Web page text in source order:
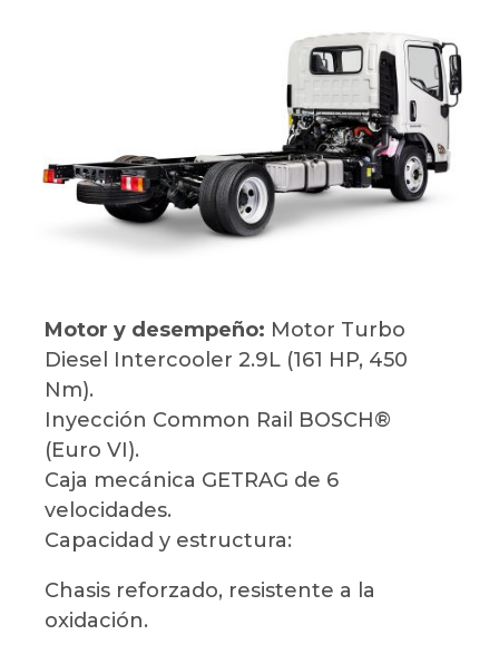
Motor y desempeño: Motor Turbo
Diesel Intercooler 2.9L (161 HP, 450
Nm).
Inyección Common Rail BOSCH®
(Euro VI).
Caja mecánica GETRAG de 6
velocidades.
Capacidad y estructura:
Chasis reforzado, resistente a la
oxidación.